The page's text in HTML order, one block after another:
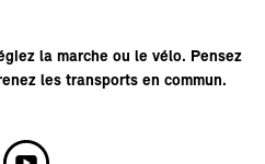
la marche ou le vélo. Pensez
les transports en commun.